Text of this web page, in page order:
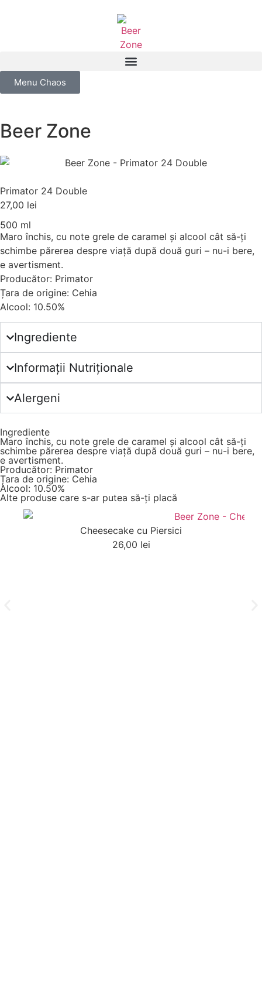
Menu Chaos
Beer Zone
Primator 24 Double
27,00 lei
500 ml
Maro închis, cu note grele de caramel și alcool cât să-ți
schimbe părerea despre viață după două guri – nu-i bere,
e avertisment.
Producător: Primator
Țara de origine: Cehia
Alcool: 10.50%
Ingrediente
Informații Nutriționale
Alergeni
Ingrediente
Maro închis, cu note grele de caramel și alcool cât să-ți
schimbe părerea despre viață după două guri – nu-i bere,
e avertisment.
Producător: Primator
Țara de origine: Cehia
Alcool: 10.50%
Alte produse care s-ar putea să-ți placă
Cheesecake cu Piersici
26,00 lei